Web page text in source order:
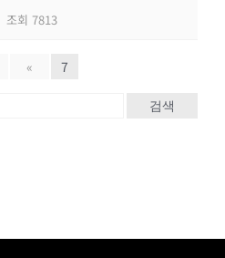
조회 7813
« 7
검색